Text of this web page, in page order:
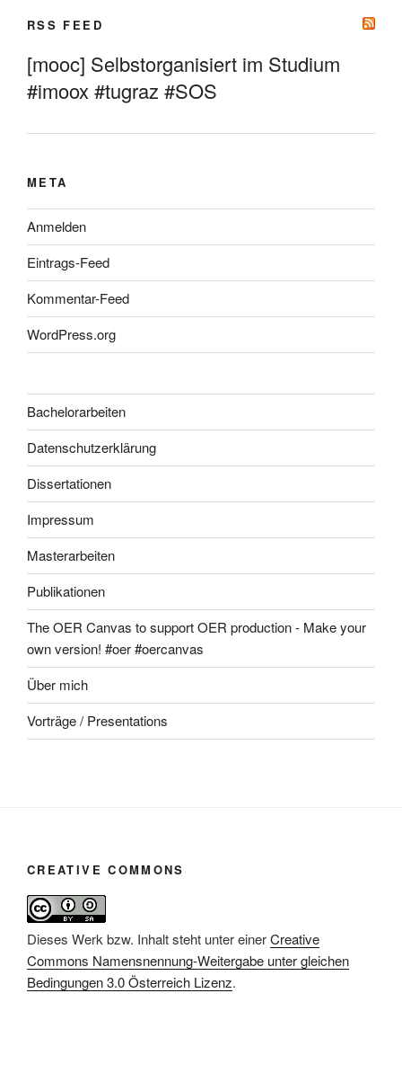
RSS FEED
[mooc] Selbstorganisiert im Studium
#imoox #tugraz #SOS
META
Anmelden
Eintrags-Feed
Kommentar-Feed
WordPress.org
Bachelorarbeiten
Datenschutzerklärung
Dissertationen
Impressum
Masterarbeiten
Publikationen
The OER Canvas to support OER production - Make your
own version! #oer #oercanvas
Über mich
Vorträge / Presentations
CREATIVE COMMONS
Dieses Werk bzw. Inhalt steht unter einerCreative
Commons Namensnennung-Weitergabe unter gleichen
Bedingungen 3.0 Österreich Lizenz.